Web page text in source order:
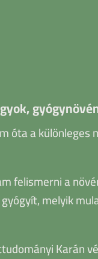
óta a különleges
felismerni a
melyik
Karán